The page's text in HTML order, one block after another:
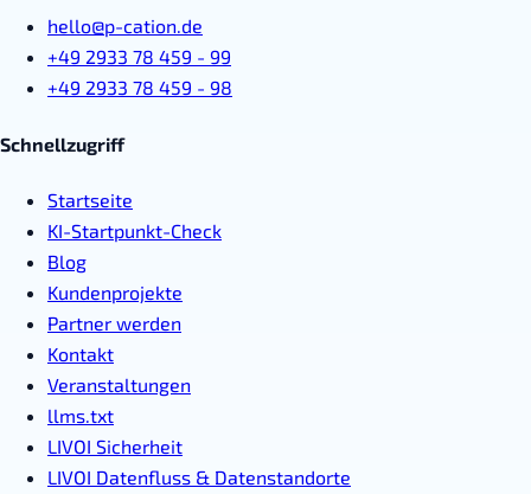
hello@p-cation.de
+49 2933 78 459 - 99
+49 2933 78 459 - 98
Schnellzugriff
Startseite
KI-Startpunkt-Check
Blog
Kundenprojekte
Partner werden
Kontakt
Veranstaltungen
llms.txt
LIVOI Sicherheit
LIVOI Datenfluss & Datenstandorte